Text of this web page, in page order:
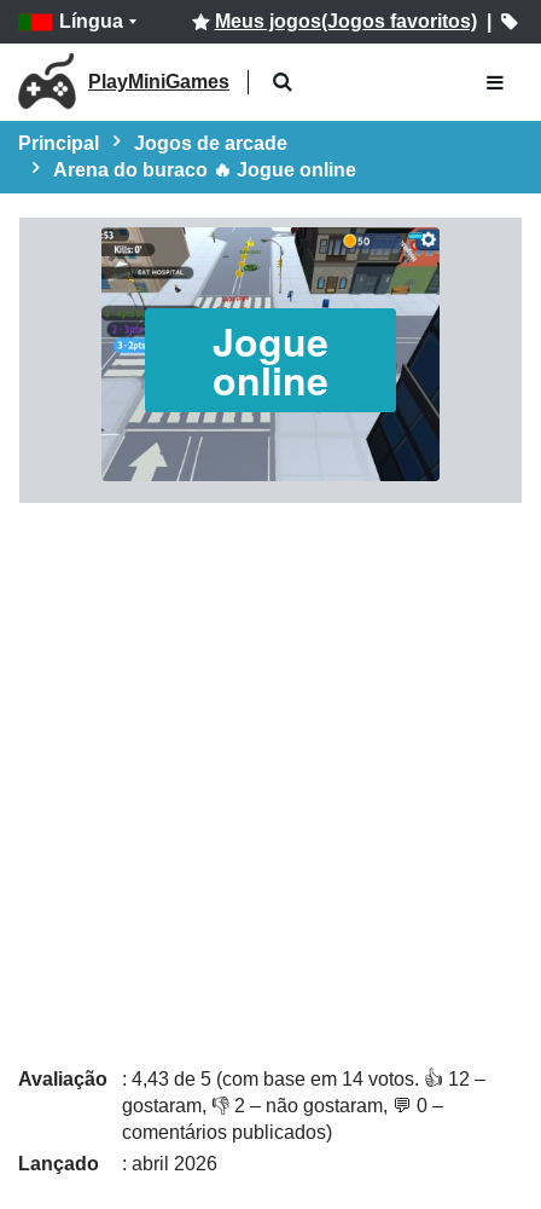
Língua Meus jogos(Jogos favoritos)|
PlayMiniGames
Principal
Jogos de arcade
Arena do buraco 🔥 Jogue online
Jogue
online
Avaliação
: 4,43 de 5 (com base em 14 votos. 👍 12 –
gostaram, 👎 2 – não gostaram, 💬 0 –
comentários publicados)
Lançado
: abril 2026